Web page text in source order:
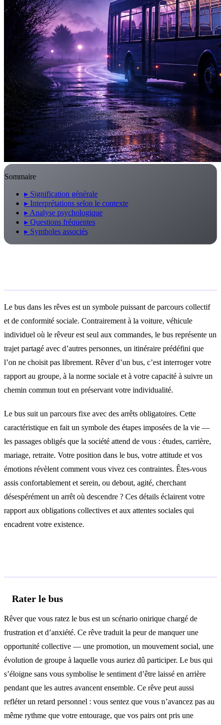
Sommaire
▸ Signification générale
▸ Interprétations selon le contexte
▸ Analyse psychologique
▸ Questions fréquentes
▸ Symboles associés
Le bus dans les rêves est un symbole puissant de parcours collectif
et de conformité sociale. Contrairement à la voiture, véhicule
individuel où le rêveur est seul aux commandes, le bus représente un
trajet partagé avec d’autres personnes, un itinéraire prédéfini que
l’on ne choisit pas librement. Rêver d’un bus, c’est interroger votre
rapport au groupe, à la norme sociale et à votre capacité à suivre un
chemin commun tout en préservant votre individualité.
Le bus suit un parcours fixe avec des arrêts obligatoires. Cette
caractéristique en fait un symbole des étapes imposées de la vie —
les passages obligés que la société attend de vous : études, carrière,
mariage, retraite. Votre position dans le bus, votre attitude et vos
émotions révèlent comment vous vivez ces contraintes. Êtes-vous
assis confortablement et serein, ou debout, agité, cherchant
désespérément un arrêt où descendre ? Ces détails éclairent votre
rapport aux obligations collectives et aux attentes sociales qui
encadrent votre existence.
Rater le bus
Rêver que vous ratez le bus est un scénario onirique chargé de
frustration et d’anxiété. Ce rêve traduit la peur de manquer une
opportunité collective — une promotion, un mouvement social, une
évolution de groupe à laquelle vous auriez dû participer. Le bus qui
s’éloigne sans vous symbolise le sentiment d’être laissé en arrière
pendant que les autres avancent ensemble. Ce rêve peut aussi
refléter un retard personnel : vous sentez que vous n’avancez pas au
même rythme que votre entourage, que vos pairs ont pris une